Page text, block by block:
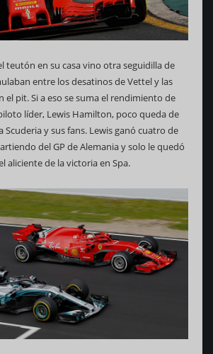
teutón en su casa vino otra seguidilla de
entre los desatinos de Vettel y las
el pit. Si a eso se suma el rendimiento de
líder, Lewis Hamilton, poco queda de
Scuderia y sus fans. Lewis ganó cuatro de
del GP de Alemania y solo le quedó
aliciente de la victoria en Spa.